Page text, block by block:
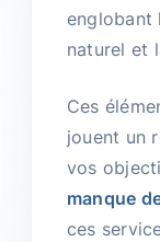
englobant
naturel et
Ces
jouent un
vos
manque
ces